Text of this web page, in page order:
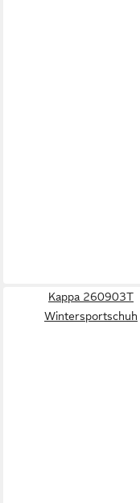
Kappa 260903T
Wintersportschuh